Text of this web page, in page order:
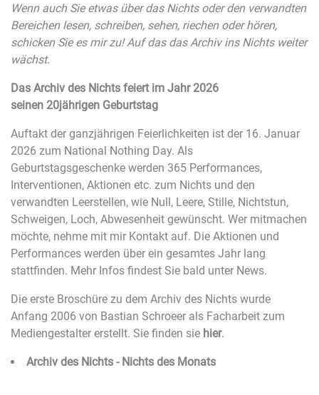
Wenn auch Sie etwas über das Nichts oder den verwandten
Bereichen lesen, schreiben, sehen, riechen oder hören,
schicken Sie es mir zu! Auf das das Archiv ins Nichts weiter
wächst.
Das Archiv des Nichts feiert im Jahr 2026
seinen 20jährigen Geburtstag
Auftakt der ganzjährigen Feierlichkeiten ist der 16. Januar
2026 zum National Nothing Day. Als
Geburtstagsgeschenke werden 365 Performances,
Interventionen, Aktionen etc. zum Nichts und den
verwandten Leerstellen, wie Null, Leere, Stille, Nichtstun,
Schweigen, Loch, Abwesenheit gewünscht. Wer mitmachen
möchte, nehme mit mir Kontakt auf. Die Aktionen und
Performances werden über ein gesamtes Jahr lang
stattfinden. Mehr Infos findest Sie bald unter News.
Die erste Broschüre zu dem Archiv des Nichts wurde
Anfang 2006 von Bastian Schroeer als Facharbeit zum
Mediengestalter erstellt. Sie finden sie hier.
Archiv des Nichts - Nichts des Monats